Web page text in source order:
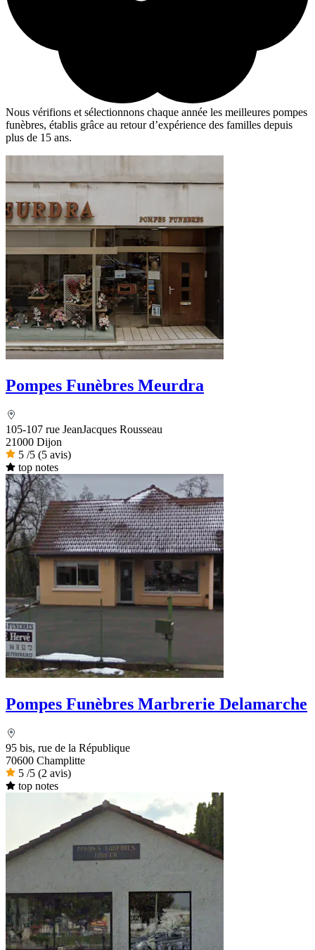
Nous vérifions et sélectionnons chaque année les meilleures pompes
funèbres, établis grâce au retour d’expérience des familles depuis
plus de 15 ans.
Pompes Funèbres Meurdra
105-107 rue JeanJacques Rousseau
21000 Dijon
5 /5 (5 avis)
top notes
Pompes Funèbres Marbrerie Delamarche
95 bis, rue de la République
70600 Champlitte
5 /5 (2 avis)
top notes